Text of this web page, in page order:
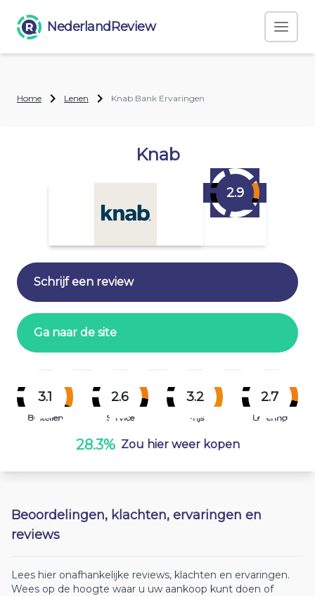
NederlandReview
Home Lenen Knab Bank Ervaringen
Knab
2.9
Schrijf een review
Ga naar de site
3.1
Bestellen
2.6
Service
3.2
Prijs
2.7
Levering
28.3% Zou hier weer kopen
Beoordelingen, klachten, ervaringen en
reviews
Lees hier onafhankelijke reviews, klachten en ervaringen.
Wees op de hoogte waar u uw aankoop kunt doen of